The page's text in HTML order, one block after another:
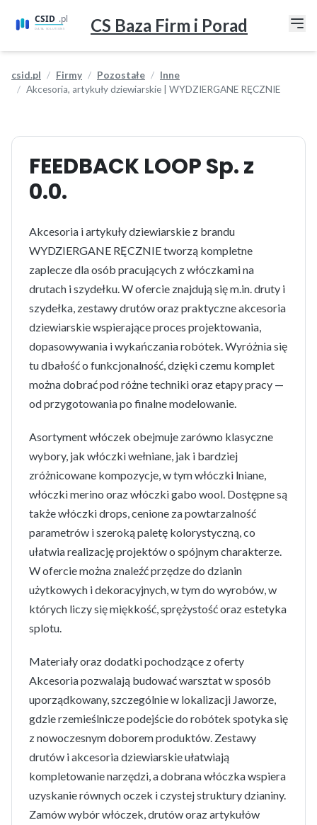
CS Baza Firm i Porad
csid.pl Firmy Pozostałe
Inne
Akcesoria, artykuły dziewiarskie | WYDZIERGANE RĘCZNIE
FEEDBACK LOOP Sp. z
0.0.
Akcesoria i artykuły dziewiarskie z brandu
WYDZIERGANE RĘCZNIE tworzą kompletne
zaplecze dla osób pracujących z włóczkami na
drutach i szydełku. W ofercie znajdują się m.in. druty i
szydełka, zestawy drutów oraz praktyczne akcesoria
dziewiarskie wspierające proces projektowania,
dopasowywania i wykańczania robótek. Wyróżnia się
tu dbałość o funkcjonalność, dzięki czemu komplet
można dobrać pod różne techniki oraz etapy pracy —
od przygotowania po finalne modelowanie.
Asortyment włóczek obejmuje zarówno klasyczne
wybory, jak włóczki wełniane, jak i bardziej
zróżnicowane kompozycje, w tym włóczki lniane,
włóczki merino oraz włóczki gabo wool. Dostępne są
także włóczki drops, cenione za powtarzalność
parametrów i szeroką paletę kolorystyczną, co
ułatwia realizację projektów o spójnym charakterze.
W ofercie można znaleźć przędze do dzianin
użytkowych i dekoracyjnych, w tym do wyrobów, w
których liczy się miękkość, sprężystość oraz estetyka
splotu.
Materiały oraz dodatki pochodzące z oferty
Akcesoria pozwalają budować warsztat w sposób
uporządkowany, szczególnie w lokalizacji Jaworze,
gdzie rzemieślnicze podejście do robótek spotyka się
z nowoczesnym doborem produktów. Zestawy
drutów i akcesoria dziewiarskie ułatwiają
kompletowanie narzędzi, a dobrana włóczka wspiera
uzyskanie równych oczek i czystej struktury dzianiny.
Zamów wybór włóczek, drutów oraz artykułów